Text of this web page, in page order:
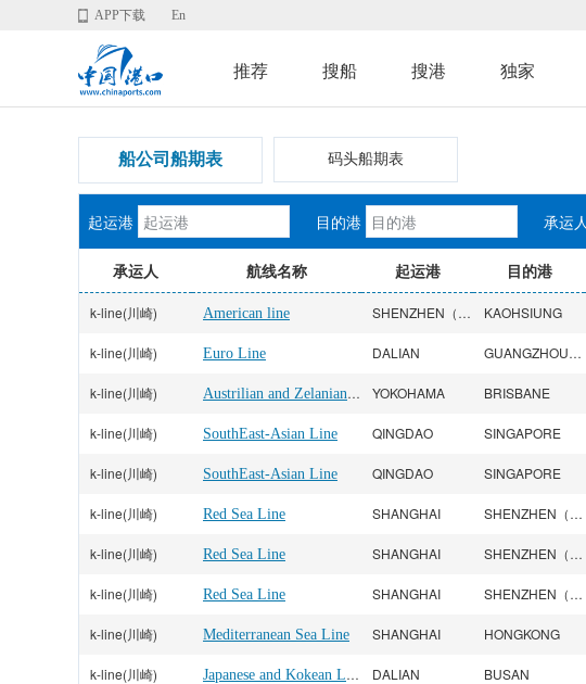
APP下载 En
推荐 搜船 搜港 独家
船公司船期表 码头船期表
起运港 目的港 承运人
承运人 航线名称 起运港 目的港
k-line(川崎) American line SHENZHEN（YANTIAN） KAOHSIUNG
k-line(川崎) Euro Line DALIAN GUANGZHOU（NANSHA）
k-line(川崎) Austrilian and Zelanian Line YOKOHAMA BRISBANE
k-line(川崎) SouthEast-Asian Line QINGDAO SINGAPORE
k-line(川崎) SouthEast-Asian Line QINGDAO SINGAPORE
k-line(川崎) Red Sea Line SHANGHAI SHENZHEN（SHEKOU）
k-line(川崎) Red Sea Line SHANGHAI SHENZHEN（SHEKOU）
k-line(川崎) Red Sea Line SHANGHAI SHENZHEN（SHEKOU）
k-line(川崎) Mediterranean Sea Line SHANGHAI HONGKONG
k-line(川崎) Japanese and Kokean Line DALIAN BUSAN